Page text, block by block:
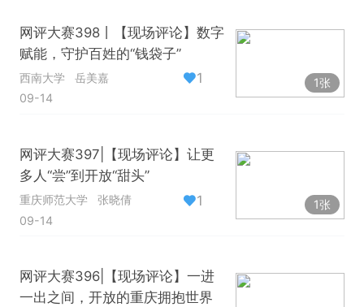
网评大赛398丨【现场评论】数字
赋能，守护百姓的“钱袋子”
西南大学 岳美嘉 1
09-14
1张
网评大赛397|【现场评论】让更
多人“尝”到开放“甜头”
重庆师范大学 张晓倩 1
09-14
1张
网评大赛396|【现场评论】一进
一出之间，开放的重庆拥抱世界